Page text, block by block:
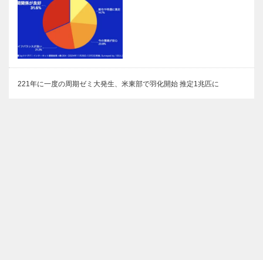
221年に一度の周期ゼミ大発生、米東部で羽化開始 推定1兆匹に